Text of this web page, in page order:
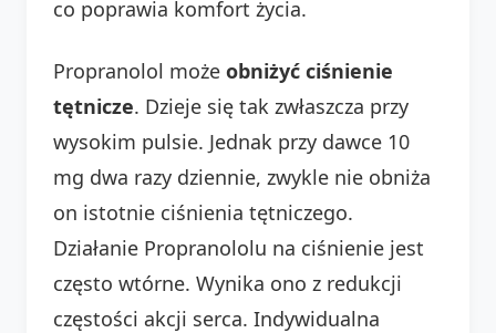
co poprawia komfort życia.
Propranolol może obniżyć ciśnienie
tętnicze. Dzieje się tak zwłaszcza przy
wysokim pulsie. Jednak przy dawce 10
mg dwa razy dziennie, zwykle nie obniża
on istotnie ciśnienia tętniczego.
Działanie Propranololu na ciśnienie jest
często wtórne. Wynika ono z redukcji
częstości akcji serca. Indywidualna